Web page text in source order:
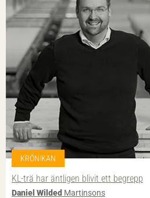
KRÖNIKAN
KL-trä har äntligen blivit ett begrepp
Daniel Wilded Martinsons